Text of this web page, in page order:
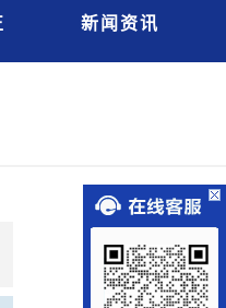
新闻资讯
【行业